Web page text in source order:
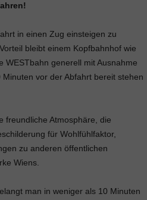
in einen Zug einsteigen zu
bleibt einem Kopfbahnhof wie
generell mit Ausnahme
vor der Abfahrt bereit stehen
freundliche Atmosphäre, die
für Wohlfühlfaktor,
zu anderen öffentlichen
Wiens.
man in weniger als 10 Minuten